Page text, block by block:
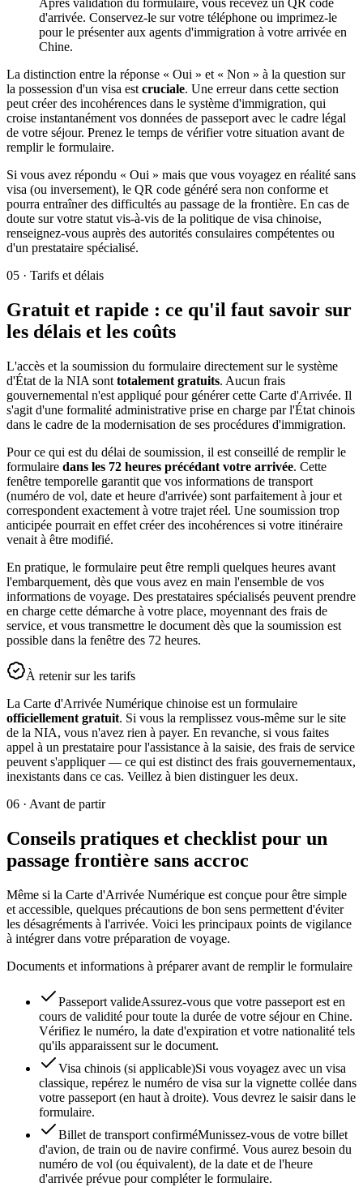
Après validation du formulaire, vous recevez un QR code
d'arrivée. Conservez-le sur votre téléphone ou imprimez-le
pour le présenter aux agents d'immigration à votre arrivée en
Chine.
La distinction entre la réponse « Oui » et « Non » à la question sur
la possession d'un visa est cruciale. Une erreur dans cette section
peut créer des incohérences dans le système d'immigration, qui
croise instantanément vos données de passeport avec le cadre légal
de votre séjour. Prenez le temps de vérifier votre situation avant de
remplir le formulaire.
Si vous avez répondu « Oui » mais que vous voyagez en réalité sans
visa (ou inversement), le QR code généré sera non conforme et
pourra entraîner des difficultés au passage de la frontière. En cas de
doute sur votre statut vis-à-vis de la politique de visa chinoise,
renseignez-vous auprès des autorités consulaires compétentes ou
d'un prestataire spécialisé.
05 · Tarifs et délais
Gratuit et rapide : ce qu'il faut savoir sur
les délais et les coûts
L'accès et la soumission du formulaire directement sur le système
d'État de la NIA sont totalement gratuits. Aucun frais
gouvernemental n'est appliqué pour générer cette Carte d'Arrivée. Il
s'agit d'une formalité administrative prise en charge par l'État chinois
dans le cadre de la modernisation de ses procédures d'immigration.
Pour ce qui est du délai de soumission, il est conseillé de remplir le
formulaire dans les 72 heures précédant votre arrivée. Cette
fenêtre temporelle garantit que vos informations de transport
(numéro de vol, date et heure d'arrivée) sont parfaitement à jour et
correspondent exactement à votre trajet réel. Une soumission trop
anticipée pourrait en effet créer des incohérences si votre itinéraire
venait à être modifié.
En pratique, le formulaire peut être rempli quelques heures avant
l'embarquement, dès que vous avez en main l'ensemble de vos
informations de voyage. Des prestataires spécialisés peuvent prendre
en charge cette démarche à votre place, moyennant des frais de
service, et vous transmettre le document dès que la soumission est
possible dans la fenêtre des 72 heures.
À retenir sur les tarifs
La Carte d'Arrivée Numérique chinoise est un formulaire
officiellement gratuit. Si vous la remplissez vous-même sur le site
de la NIA, vous n'avez rien à payer. En revanche, si vous faites
appel à un prestataire pour l'assistance à la saisie, des frais de service
peuvent s'appliquer — ce qui est distinct des frais gouvernementaux,
inexistants dans ce cas. Veillez à bien distinguer les deux.
06 · Avant de partir
Conseils pratiques et checklist pour un
passage frontière sans accroc
Même si la Carte d'Arrivée Numérique est conçue pour être simple
et accessible, quelques précautions de bon sens permettent d'éviter
les désagréments à l'arrivée. Voici les principaux points de vigilance
à intégrer dans votre préparation de voyage.
Documents et informations à préparer avant de remplir le formulaire
Passeport valideAssurez-vous que votre passeport est en
cours de validité pour toute la durée de votre séjour en Chine.
Vérifiez le numéro, la date d'expiration et votre nationalité tels
qu'ils apparaissent sur le document.
Visa chinois (si applicable)Si vous voyagez avec un visa
classique, repérez le numéro de visa sur la vignette collée dans
votre passeport (en haut à droite). Vous devrez le saisir dans le
formulaire.
Billet de transport confirméMunissez-vous de votre billet
d'avion, de train ou de navire confirmé. Vous aurez besoin du
numéro de vol (ou équivalent), de la date et de l'heure
d'arrivée prévue pour compléter le formulaire.